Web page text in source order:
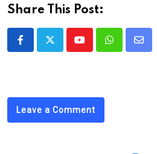
Share This Post:
YoutubeWhatsappShare
Leave a Comment